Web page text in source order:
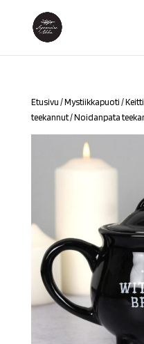
Etusivu /Mystiikkapuoti /
teekannut/ Noidanpata